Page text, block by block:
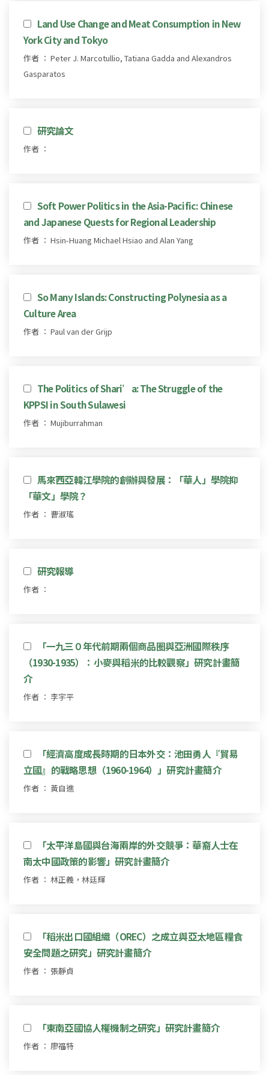
Land Use Change and Meat Consumption in New
York City and Tokyo
作者 ： Peter J. Marcotullio, Tatiana Gadda and Alexandros
Gasparatos
研究論文
作者 ：
Soft Power Politics in the Asia-Pacific: Chinese
and Japanese Quests for Regional Leadership
作者 ： Hsin-Huang Michael Hsiao and Alan Yang
So Many Islands: Constructing Polynesia as a
Culture Area
作者 ： Paul van der Grijp
The Politics of Shari’a: The Struggle of the
KPPSI in South Sulawesi
作者 ： Mujiburrahman
馬來西亞韓江學院的創辦與發展：「華人」學院抑
「華文」學院？
作者 ： 曹淑瑤
研究報導
作者 ：
「一九三０年代前期兩個商品圈與亞洲國際秩序
（1930-1935）：小麥與稻米的比較觀察」研究計畫簡
介
作者 ： 李宇平
「經濟高度成長時期的日本外交：池田勇人『貿易
立國』的戰略思想（1960-1964）」研究計畫簡介
作者 ： 黃自進
「太平洋島國與台海兩岸的外交競爭：華裔人士在
南太中國政策的影響」研究計畫簡介
作者 ： 林正義，林廷輝
「稻米出口國組織（OREC）之成立與亞太地區糧食
安全問題之研究」研究計畫簡介
作者 ： 張靜貞
「東南亞國協人權機制之研究」研究計畫簡介
作者 ： 廖福特